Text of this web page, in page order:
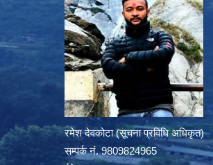
रमेश देवकोटा (सूचना प्रविधि अधिकृत)
सम्पर्क न‌ं. 9809824965